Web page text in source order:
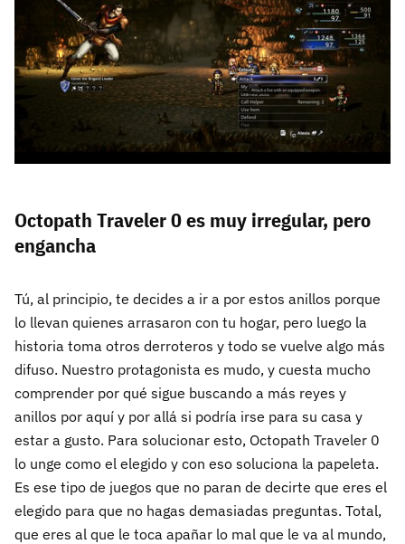
Octopath Traveler 0 es muy irregular, pero
engancha
Tú, al principio, te decides a ir a por estos anillos porque
lo llevan quienes arrasaron con tu hogar, pero luego la
historia toma otros derroteros y todo se vuelve algo más
difuso. Nuestro protagonista es mudo, y cuesta mucho
comprender por qué sigue buscando a más reyes y
anillos por aquí y por allá si podría irse para su casa y
estar a gusto. Para solucionar esto, Octopath Traveler 0
lo unge como el elegido y con eso soluciona la papeleta.
Es ese tipo de juegos que no paran de decirte que eres el
elegido para que no hagas demasiadas preguntas. Total,
que eres al que le toca apañar lo mal que le va al mundo,